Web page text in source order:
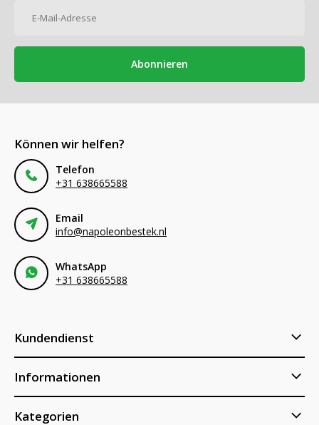
Abonnieren
Können wir helfen?
Telefon
+31 638665588
Email
info@napoleonbestek.nl
WhatsApp
+31 638665588
Kundendienst
Informationen
Kategorien